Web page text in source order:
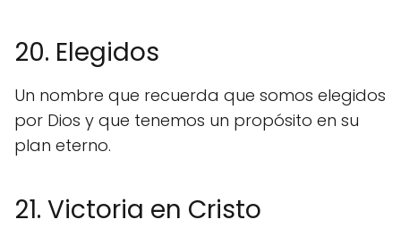
20. Elegidos
Un nombre que recuerda que somos elegidos
por Dios y que tenemos un propósito en su
plan eterno.
21. Victoria en Cristo